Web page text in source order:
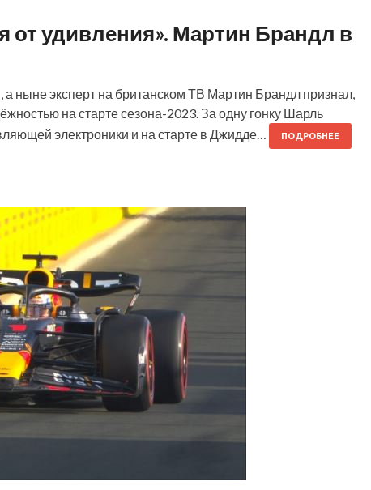
от удивления». Мартин Брандл в
ныне эксперт на британском ТВ Мартин Брандл признал,
на старте сезона-2023. За одну гонку Шарль
электроники и на старте в Джидде…
ПОДРОБНЕЕ